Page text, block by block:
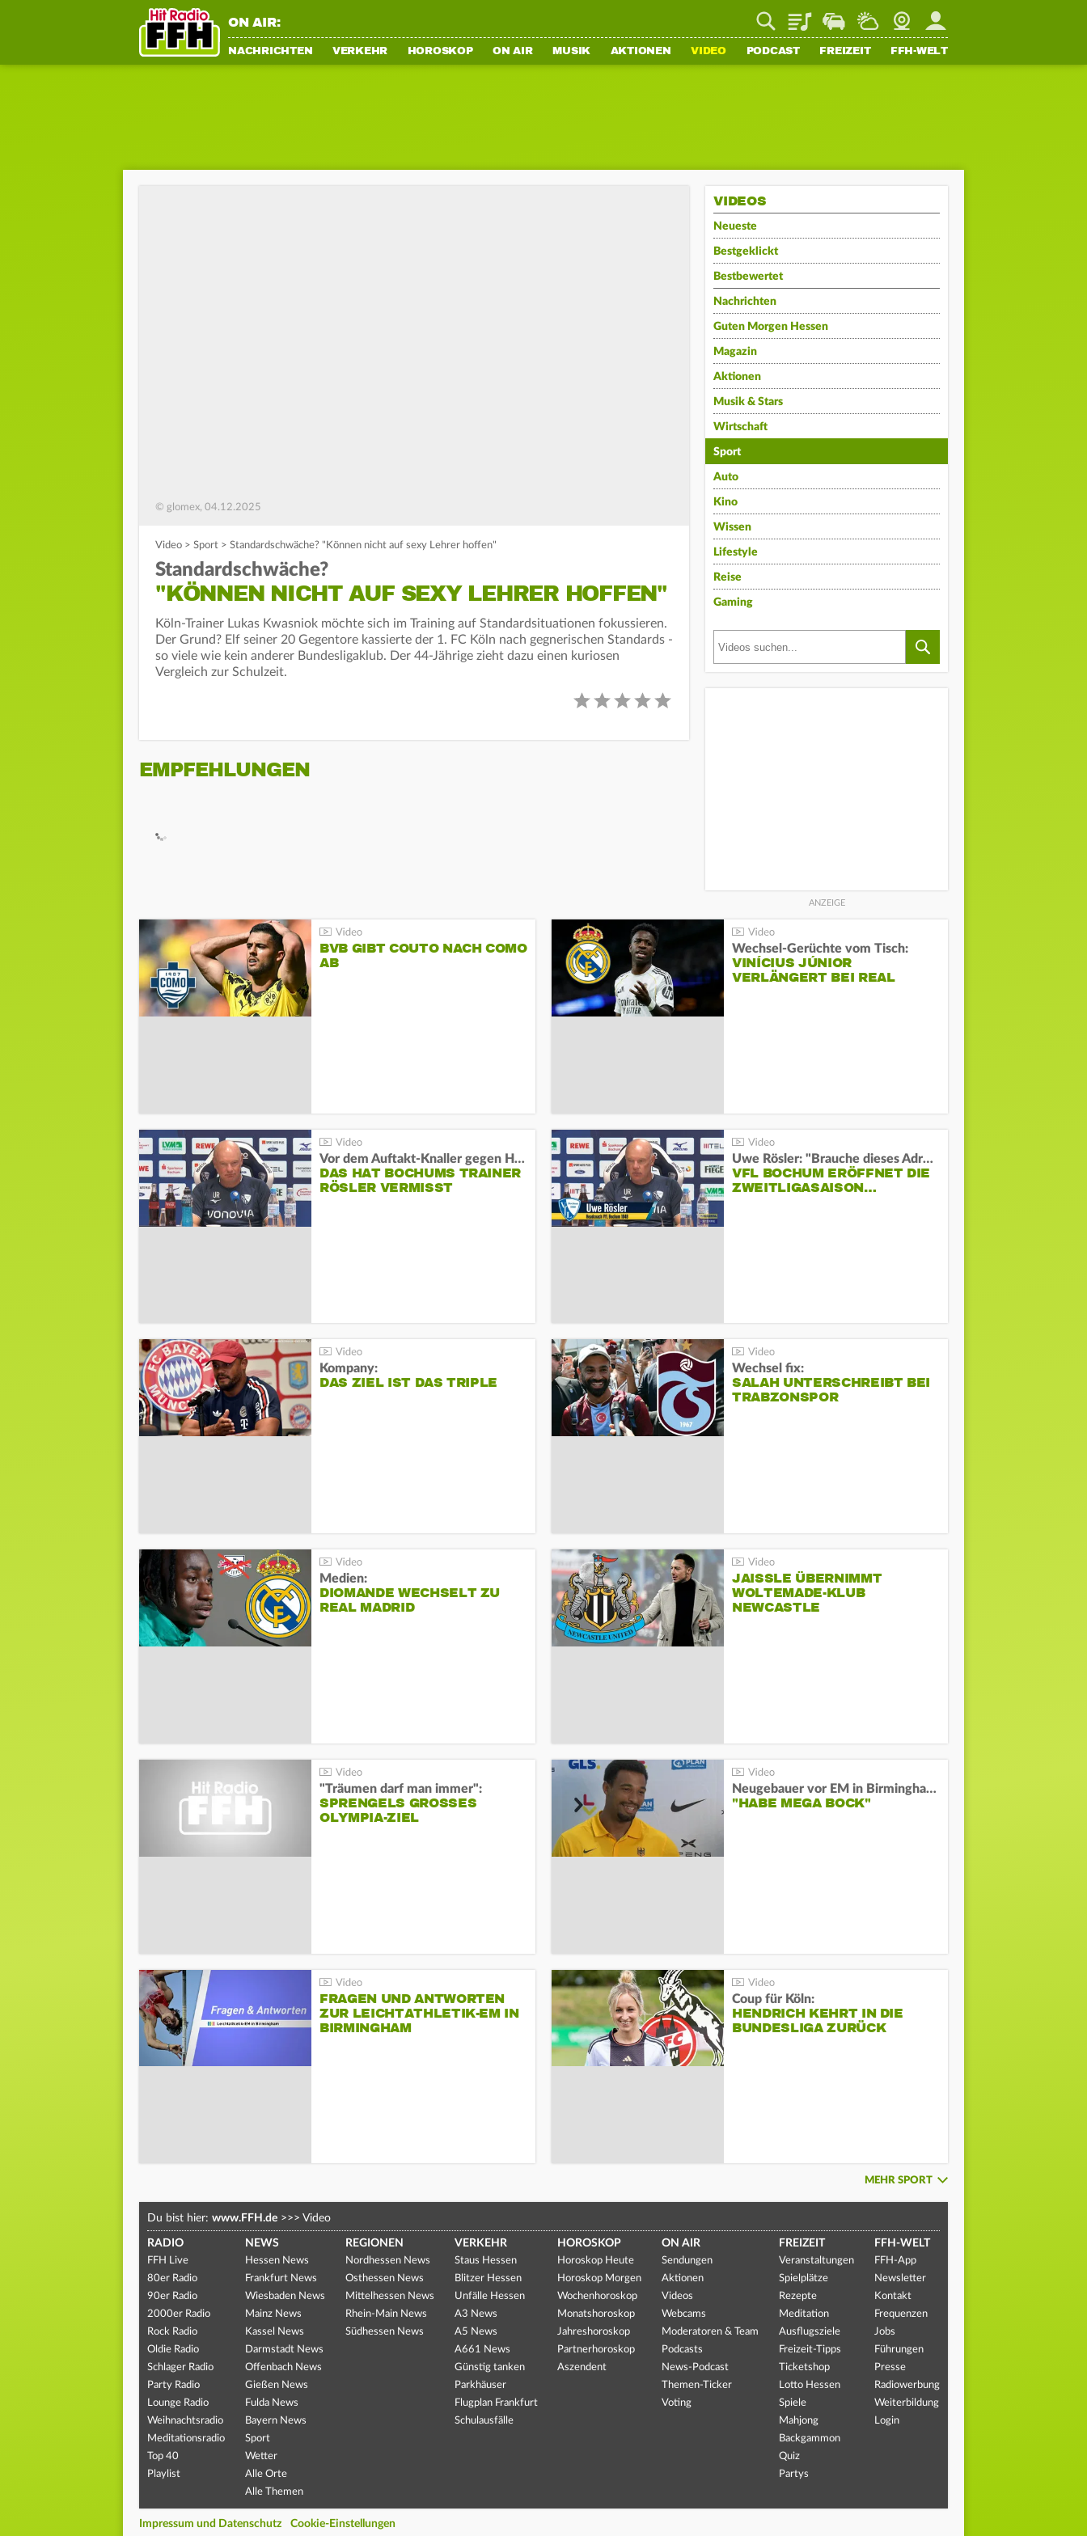
ON AIR: PlaylistStaupilotWetterWebcamMein FFH
NACHRICHTEN VERKEHR HOROSKOP ON AIR MUSIK AKTIONEN VIDEO PODCAST FREIZEIT FFH-WELT
© glomex, 04.12.2025
Video > Sport > Standardschwäche? "Können nicht auf sexy Lehrer hoffen"
Standardschwäche?
"KÖNNEN NICHT AUF SEXY LEHRER HOFFEN"
Köln-Trainer Lukas Kwasniok möchte sich im Training auf Standardsituationen fokussieren.
Der Grund? Elf seiner 20 Gegentore kassierte der 1. FC Köln nach gegnerischen Standards -
so viele wie kein anderer Bundesligaklub. Der 44-Jährige zieht dazu einen kuriosen
Vergleich zur Schulzeit.
EMPFEHLUNGEN
VIDEOS
Neueste
Bestgeklickt
Bestbewertet
Nachrichten
Guten Morgen Hessen
Magazin
Aktionen
Musik & Stars
Wirtschaft
Sport
Auto
Kino
Wissen
Lifestyle
Reise
Gaming
BVB GIBT COUTO NACH COMO
AB
Wechsel-Gerüchte vom Tisch:
VINÍCIUS JÚNIOR
VERLÄNGERT BEI REAL
Vor dem Auftakt-Knaller gegen Hertha:
DAS HAT BOCHUMS TRAINER
RÖSLER VERMISST
Uwe Rösler: "Brauche dieses Adrenalin"
VFL BOCHUM ERÖFFNET DIE
ZWEITLIGASAISON…
Kompany:
DAS ZIEL IST DAS TRIPLE
Wechsel fix:
SALAH UNTERSCHREIBT BEI
TRABZONSPOR
Medien:
DIOMANDE WECHSELT ZU
REAL MADRID
JAISSLE ÜBERNIMMT
WOLTEMADE-KLUB
NEWCASTLE
"Träumen darf man immer":
SPRENGELS GROSSES O
LYMPIA-ZIEL
Neugebauer vor EM in Birmingham:
"HABE MEGA BOCK"
FRAGEN UND ANTWORTEN
ZUR LEICHTATHLETIK-EM IN
BIRMINGHAM
Coup für Köln:
HENDRICH KEHRT IN DIE
BUNDESLIGA ZURÜCK
MEHR SPORT
Du bist hier: www.FFH.de >>> Video
RADIO
FFH Live
80er Radio
90er Radio
2000er Radio
Rock Radio
Oldie Radio
Schlager Radio
Party Radio
Lounge Radio
Weihnachtsradio
Meditationsradio
Top 40
Playlist
NEWS
Hessen News
Frankfurt News
Wiesbaden News
Mainz News
Kassel News
Darmstadt News
Offenbach News
Gießen News
Fulda News
Bayern News
Sport
Wetter
Alle Orte
Alle Themen
REGIONEN
Nordhessen News
Osthessen News
Mittelhessen News
Rhein-Main News
Südhessen News
VERKEHR
Staus Hessen
Blitzer Hessen
Unfälle Hessen
A3 News
A5 News
A661 News
Günstig tanken
Parkhäuser
Flugplan Frankfurt
Schulausfälle
HOROSKOP
Horoskop Heute
Horoskop Morgen
Wochenhoroskop
Monatshoroskop
Jahreshoroskop
Partnerhoroskop
Aszendent
ON AIR
Sendungen
Aktionen
Videos
Webcams
Moderatoren & Team
Podcasts
News-Podcast
Themen-Ticker
Voting
FREIZEIT
Veranstaltungen
Spielplätze
Rezepte
Meditation
Ausflugsziele
Freizeit-Tipps
Ticketshop
Lotto Hessen
Spiele
Mahjong
Backgammon
Quiz
Partys
FFH-WELT
FFH-App
Newsletter
Kontakt
Frequenzen
Jobs
Führungen
Presse
Radiowerbung
Weiterbildung
Login
Impressum und Datenschutz Cookie-Einstellungen